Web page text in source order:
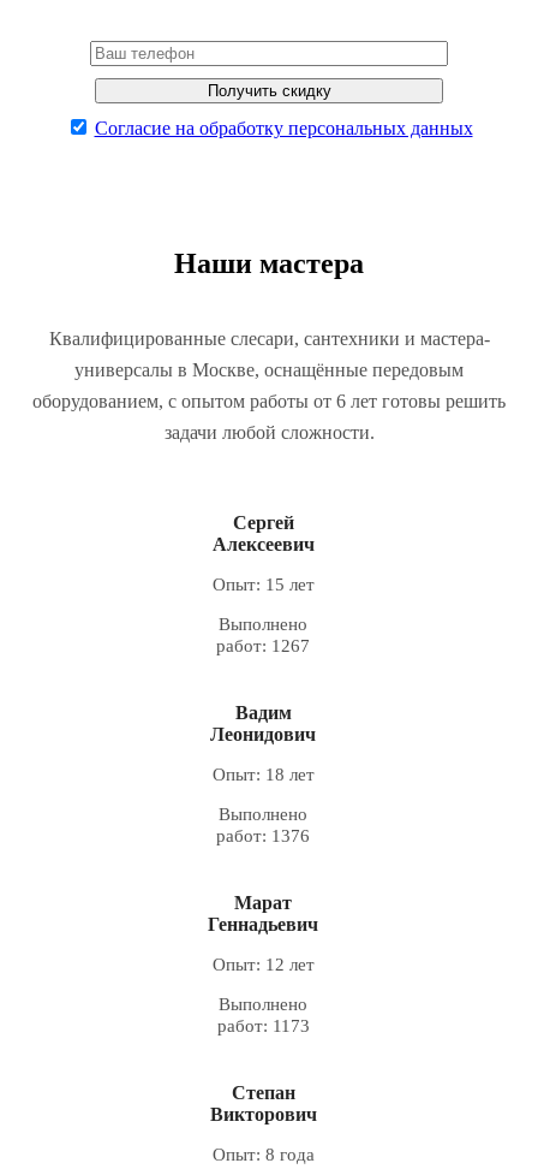
Согласие на обработку персональных данных
Наши мастера
Квалифицированные слесари, сантехники и мастера-
универсалы в Москве, оснащённые передовым
оборудованием, с опытом работы от 6 лет готовы решить
задачи любой сложности.
Сергей
Алексеевич
Опыт: 15 лет
Выполнено
работ: 1267
Вадим
Леонидович
Опыт: 18 лет
Выполнено
работ: 1376
Марат
Геннадьевич
Опыт: 12 лет
Выполнено
работ: 1173
Степан
Викторович
Опыт: 8 года